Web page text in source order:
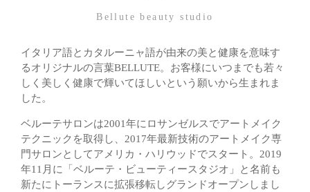
Bellute beauty studio
イタリア語とカタルーニャ語が由来の美と健康を意味す
るオリジナルの言葉BELLUTE。お客様にいつまでも若々
しく美しく健康で輝いてほしいという願いから生まれま
した。
ベルーテサロンは2001年にロサンゼルスでアートメイク
テクニックを取得し、2017年最新技術のアートメイク専
門サロンとしてアメリカ・ハリウッドでスタート。2019
年11月に「ベルーテ・ビューティースタジオ」と名前も
新たにトーランスに拡張移転しグランドオープンしまし